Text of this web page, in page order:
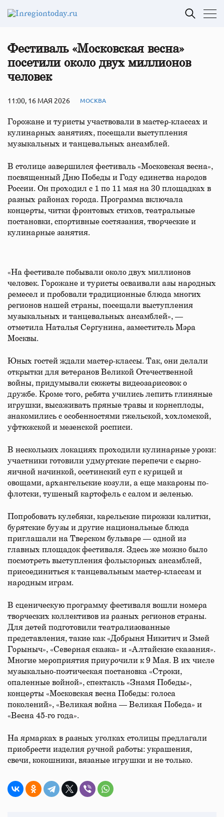
Фестиваль «Московская весна»
посетили около двух миллионов
человек
11:00, 16 МАЯ 2026 МОСКВА
Горожане и туристы участвовали в мастер-классах и
кулинарных занятиях, посещали выступления
музыкальных и танцевальных ансамблей.
В столице завершился фестиваль «Московская весна»,
посвященный Дню Победы и Году единства народов
России. Он проходил с 1 по 11 мая на 30 площадках в
разных районах города. Программа включала
концерты, читки фронтовых стихов, театральные
постановки, спортивные состязания, творческие и
кулинарные занятия.
«На фестивале побывали около двух миллионов
человек. Горожане и туристы осваивали азы народных
ремесел и пробовали традиционные блюда многих
регионов нашей страны, посещали выступления
музыкальных и танцевальных ансамблей», —
отметила Наталья Сергунина, заместитель Мэра
Москвы.
Юных гостей ждали мастер-классы. Так, они делали
открытки для ветеранов Великой Отечественной
войны, придумывали сюжеты видеозарисовок о
дружбе. Кроме того, ребята учились лепить глиняные
игрушки, высаживать пряные травы и корнеплоды,
знакомились с особенностями гжельской, хохломской,
уфтюжской и мезенской росписи.
В нескольких локациях проходили кулинарные уроки:
участники готовили удмуртские перепечи с сырно-
яичной начинкой, осетинский суп с курицей и
овощами, архангельские козули, а еще макароны по-
флотски, тушеный картофель с салом и зеленью.
Попробовать кулебяки, карельские пирожки калитки,
бурятские буузы и другие национальные блюда
приглашали на Тверском бульваре — одной из
главных площадок фестиваля. Здесь же можно было
посмотреть выступления фольклорных ансамблей,
присоединиться к танцевальным мастер-классам и
народным играм.
В сценическую программу фестиваля вошли номера
творческих коллективов из разных регионов страны.
Для детей подготовили театрализованные
представления, такие как «Добрыня Никитич и Змей
Горыныч», «Северная сказка» и «Алтайские сказания».
Многие мероприятия приурочили к 9 Мая. В их числе
музыкально-поэтическая постановка «Строки,
опаленные войной», спектакль «Знамя Победы»,
концерты «Московская весна Победы: голоса
поколений», «Великая война — Великая Победа» и
«Весна 45-го года».
На ярмарках в разных уголках столицы предлагали
приобрести изделия ручной работы: украшения,
свечи, кокошники, вязаные игрушки и не только.